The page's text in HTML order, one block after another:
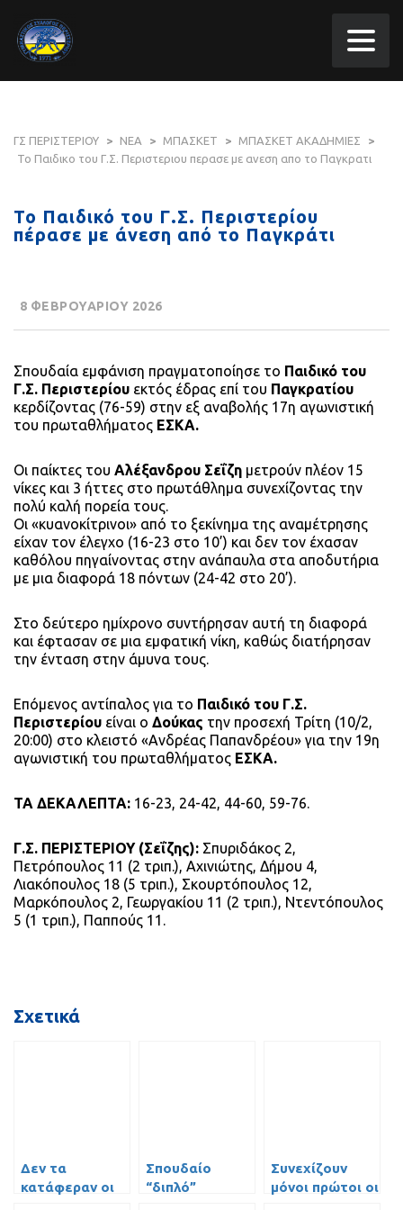
ΓΣ ΠΕΡΙΣΤΕΡΙΟΥ > ΝΕΑ > ΜΠΑΣΚΕΤ > ΜΠΑΣΚΕΤ ΑΚΑΔΗΜΙΕΣ
>
Το Παιδικο του Γ.Σ. Περιστεριου περασε με ανεση απο το Παγκρατι
Το Παιδικό του Γ.Σ. Περιστερίου
πέρασε με άνεση από το Παγκράτι
8 ΦΕΒΡΟΥΑΡΙΟΥ 2026
Σπουδαία εμφάνιση πραγματοποίησε το Παιδικό του
Γ.Σ. Περιστερίου εκτός έδρας επί του Παγκρατίου
κερδίζοντας (76-59) στην εξ αναβολής 17η αγωνιστική
του πρωταθλήματος ΕΣΚΑ.
Οι παίκτες του Αλέξανδρου Σεΐζη μετρούν πλέον 15
νίκες και 3 ήττες στο πρωτάθλημα συνεχίζοντας την
πολύ καλή πορεία τους.
Οι «κυανοκίτρινοι» από το ξεκίνημα της αναμέτρησης
είχαν τον έλεγχο (16-23 στο 10’) και δεν τον έχασαν
καθόλου πηγαίνοντας στην ανάπαυλα στα αποδυτήρια
με μια διαφορά 18 πόντων (24-42 στο 20’).
Στο δεύτερο ημίχρονο συντήρησαν αυτή τη διαφορά
και έφτασαν σε μια εμφατική νίκη, καθώς διατήρησαν
την ένταση στην άμυνα τους.
Επόμενος αντίπαλος για το Παιδικό του Γ.Σ.
Περιστερίου είναι ο Δούκας την προσεχή Τρίτη (10/2,
20:00) στο κλειστό «Ανδρέας Παπανδρέου» για την 19η
αγωνιστική του πρωταθλήματος ΕΣΚΑ.
ΤΑ ΔΕΚΑΛΕΠΤΑ: 16-23, 24-42, 44-60, 59-76.
Γ.Σ. ΠΕΡΙΣΤΕΡΙΟΥ (Σεΐζης): Σπυριδάκος 2,
Πετρόπουλος 11 (2 τριπ.), Αχινιώτης, Δήμου 4,
Λιακόπουλος 18 (5 τριπ.), Σκουρτόπουλος 12,
Μαρκόπουλος 2, Γεωργακίου 11 (2 τριπ.), Ντεντόπουλος
5 (1 τριπ.), Παππούς 11.
Σχετικά
Δεν τα
κατάφεραν οι
Σπουδαίο
“διπλό”
Συνεχίζουν
μόνοι πρώτοι οι